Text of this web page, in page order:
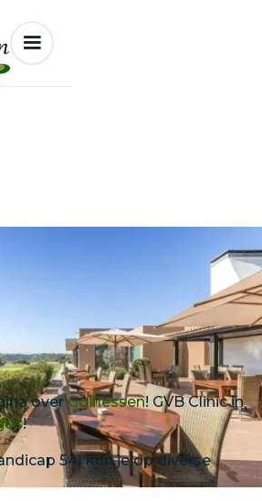
overGolflessen! GVB Clinic in
!
54) kun je op diverse